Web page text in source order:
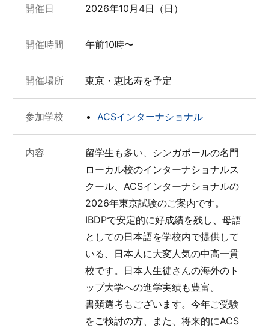
開催日 2026年10月4日（日）
開催時間 午前10時〜
開催場所 東京・恵比寿を予定
参加学校 ACSインターナショナル
内容
留学生も多い、シンガポールの名門
ローカル校のインターナショナルス
クール、ACSインターナショナルの
2026年東京試験のご案内です。
IBDPで安定的に好成績を残し、母語
としての日本語を学校内で提供して
いる、日本人に大変人気の中高一貫
校です。日本人生徒さんの海外のト
ップ大学への進学実績も豊富。
書類選考もございます。今年ご受験
をご検討の方、また、将来的にACS